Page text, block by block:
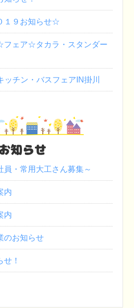
１９お知らせ☆
フェア☆タカラ・スタンダー
ッチン・バスフェアIN掛川
知らせ
・常用大工さん募集～
内
内
のお知らせ
！